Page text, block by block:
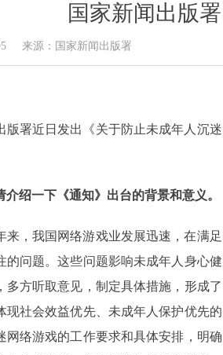
国家新闻出版
来源：国家新闻出版署
版署近日发出《关于防止未成年人沉
介绍一下《通知》出台的背景和意义。
来，我国网络游戏业发展迅速，在满
的问题。这些问题影响未成年人身心
多方听取意见，制定具体措施，形成
现社会效益优先、未成年人保护优先
网络游戏的工作要求和具体安排，明